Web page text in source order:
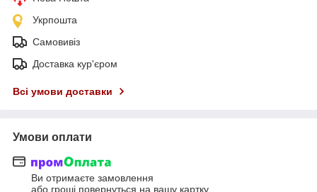
Укрпошта
Самовивіз
Доставка кур'єром
Всі умови доставки
Умови оплати
Ви отримаєте замовлення
або гроші повернуться на вашу картку